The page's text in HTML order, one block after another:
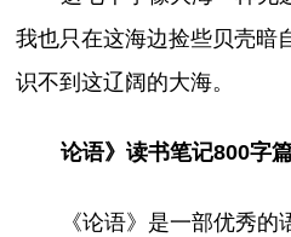
我也只在这海边捡些贝壳暗
识不到这辽阔的大海。
论语》读书笔记800字
《论语》是一部优秀